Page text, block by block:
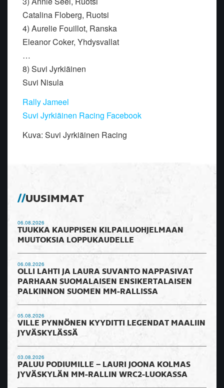
Catalina Floberg, Ruotsi
4) Aurelie Fouillot, Ranska
Eleanor Coker, Yhdysvallat
…
8) Suvi Jyrkiäinen
Suvi Nisula
Rally Jameel
Suvi Jyrkiäinen Racing Facebook
Kuva: Suvi Jyrkiäinen Racing
UUSIMMAT
06.08.2026
TUUKKA KAUPPISEN KILPAILUOHJELMAAN
MUUTOKSIA LOPPUKAUDELLE
06.08.2026
OLLI LAHTI JA LAURA SUVANTO NAPPASIVAT
PARHAAN SUOMALAISEN ENSIKERTALAISEN
PALKINNON SUOMEN MM-RALLISSA
05.08.2026
VILLE PYNNÖNEN KYYDITTI LEGENDAT MAALIIN
JYVÄSKYLÄSSÄ
03.08.2026
PALUU PODIUMILLE – LAURI JOONA KOLMAS
JYVÄSKYLÄN MM-RALLIN WRC2-LUOKASSA